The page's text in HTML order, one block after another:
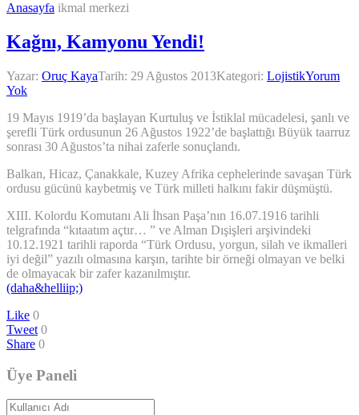
Anasayfa ikmal merkezi
Kağnı, Kamyonu Yendi!
Yazar: Oruç KayaTarih: 29 Ağustos 2013Kategori: LojistikYorum
Yok
19 Mayıs 1919’da başlayan Kurtuluş ve İstiklal mücadelesi, şanlı ve
şerefli Türk ordusunun 26 Ağustos 1922’de başlattığı Büyük taarruz
sonrası 30 Ağustos’ta nihai zaferle sonuçlandı.
Balkan, Hicaz, Çanakkale, Kuzey Afrika cephelerinde savaşan Türk
ordusu gücünü kaybetmiş ve Türk milleti halkını fakir düşmüştü.
XIII. Kolordu Komutanı Ali İhsan Paşa’nın 16.07.1916 tarihli
telgrafında “kıtaatım açtır… ” ve Alman Dışişleri arşivindeki
10.12.1921 tarihli raporda “Türk Ordusu, yorgun, silah ve ikmalleri
iyi değil” yazılı olmasına karşın, tarihte bir örneği olmayan ve belki
de olmayacak bir zafer kazanılmıştır.
(daha&helliip;)
Like 0
Tweet 0
Share 0
Üye Paneli